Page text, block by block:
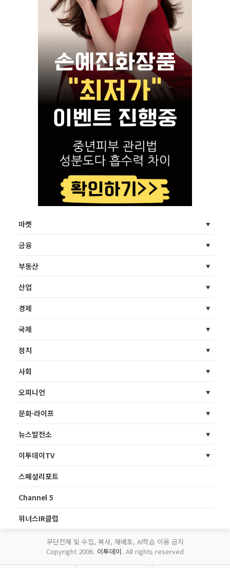
마켓
금융
부동산
산업
경제
국제
정치
사회
오피니언
문화·라이프
뉴스발전소
이투데이TV
스페셜리포트
Channel 5
위너스IR클럽
무단전재 및 수집, 복사, 재배포, AI학습 이용 금지
Copyright 2006. 이투데이. All rights reserved